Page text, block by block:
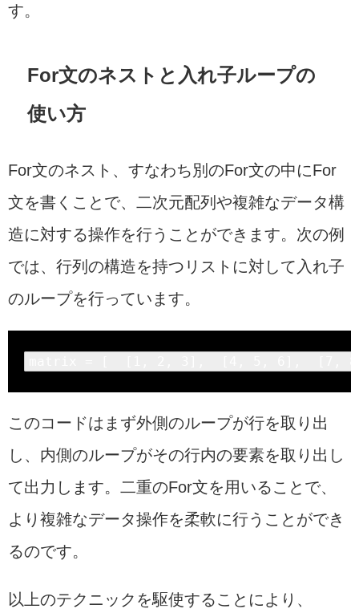
す。
For文のネストと入れ子ループの
使い方
For文のネスト、すなわち別のFor文の中にFor
文を書くことで、二次元配列や複雑なデータ構
造に対する操作を行うことができます。次の例
では、行列の構造を持つリストに対して入れ子
のループを行っています。
このコードはまず外側のループが行を取り出
し、内側のループがその行内の要素を取り出し
て出力します。二重のFor文を用いることで、
より複雑なデータ操作を柔軟に行うことができ
るのです。
以上のテクニックを駆使することにより、